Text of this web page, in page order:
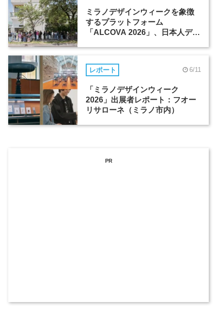
ミラノデザインウィークを象徴
するプラットフォーム
「ALCOVA 2026」、日本人デザ
レポート 6/11
「ミラノデザインウィーク
2026」出展者レポート：フオー
リサローネ（ミラノ市内）
PR